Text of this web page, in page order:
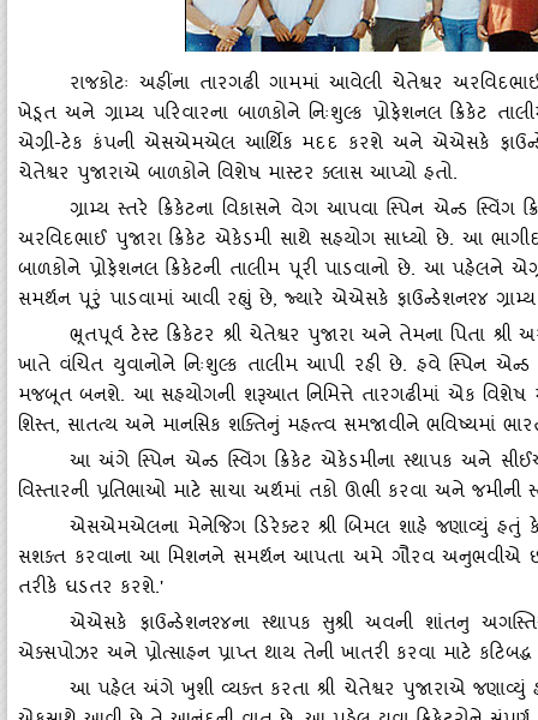
રાજકોટઃ અહીંના તારગઢી ગામમાં આવેલી ચેતેશ્વર
ખેડૂત અને ગ્રામ્‍ય પરિવારના બાળકોને નિઃશુલ્‍ક પ્રોફેશનલ ક્રિકેટ
એગ્રી-ટેક કંપની એસએમએલ આર્થિક મદદ કરશે અને એએસકે
ચેતેશ્વર પુજારાએ બાળકોને વિશેષ માસ્‍ટર ક્‍લાસ આપ્‍યો હતો.
ગ્રામ્‍ય સ્‍તરે ક્રિકેટના વિકાસને વેગ આપવા સ્‍પિન એન્‍ડ
અરવિદભાઈ પુજારા ક્રિકેટ એકેડમી સાથે સહયોગ સાધ્‍યો છે. આ
બાળકોને પ્રોફેશનલ ક્રિકેટની તાલીમ પૂરી પાડવાનો છે. આ પહેલને
સમર્થન પૂરું પાડવામાં આવી રહ્યું છે, જ્‍યારે એએસકે ફાઉન્‍ડેશન૨૪
ભૂતપૂર્વ ટેસ્‍ટ ક્રિકેટર શ્રી ચેતેશ્વર પુજારા અને તેમના પિતા શ્રી
ખાતે વંચિત યુવાનોને નિઃશુલ્‍ક તાલીમ આપી રહી છે. હવે સ્‍પિન
મજબૂત બનશે. આ સહયોગની શરૂઆત નિમિત્તે તારગઢીમાં એક વિશેષ
શિસ્‍ત, સાતત્‍ય અને માનસિક શક્‍તિનું મહત્ત્વ સમજાવીને ભવિષ્‍યમાં
આ અંગે સ્‍પિન એન્‍ડ સ્‍વિંગ ક્રિકેટ એકેડમીના સ્‍થાપક અને
વિસ્‍તારની પ્રતિભાઓ માટે સાચા અર્થમાં તકો ઊભી કરવા અને જમીની
એસએમએલના મેનેજિગ ડિરેક્‍ટર શ્રી બિમલ શાહે જણાવ્‍યું હતું
સશક્‍ત કરવાના આ મિશનને સમર્થન આપતા અમે ગૌરવ અનુભવીએ
તરીકે ઘડતર કરશે.'
એએસકે ફાઉન્‍ડેશન૨૪ના સ્‍થાપક સુશ્રી અવની શાંતનુ
એક્‍સપોઝર અને પ્રોત્‍સાહન પ્રાપ્ત થાય તેની ખાતરી કરવા માટે
આ પહેલ અંગે ખુશી વ્‍યક્‍ત કરતા શ્રી ચેતેશ્વર પુજારાએ જણાવ્‍યું